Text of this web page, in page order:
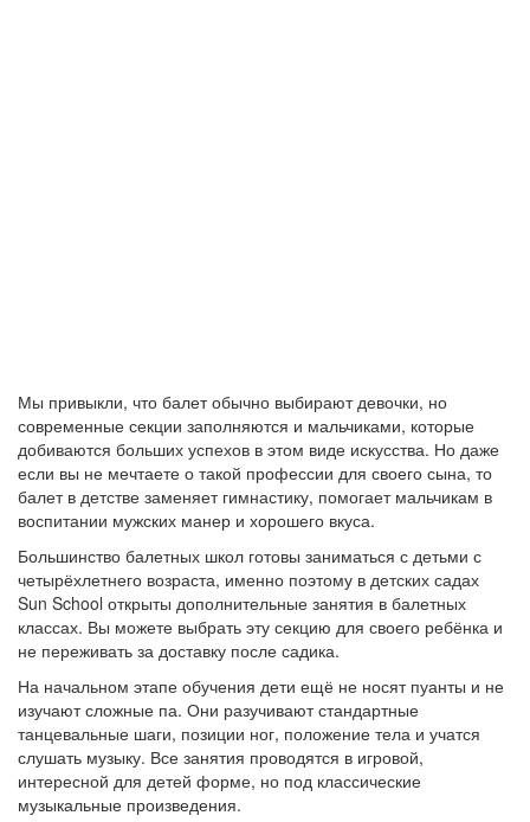
Мы привыкли, что балет обычно выбирают девочки, но
современные секции заполняются и мальчиками, которые
добиваются больших успехов в этом виде искусства. Но даже
если вы не мечтаете о такой профессии для своего сына, то
балет в детстве заменяет гимнастику, помогает мальчикам в
воспитании мужских манер и хорошего вкуса.
Большинство балетных школ готовы заниматься с детьми с
четырёхлетнего возраста, именно поэтому в детских садах
Sun School открыты дополнительные занятия в балетных
классах. Вы можете выбрать эту секцию для своего ребёнка и
не переживать за доставку после садика.
На начальном этапе обучения дети ещё не носят пуанты и не
изучают сложные па. Они разучивают стандартные
танцевальные шаги, позиции ног, положение тела и учатся
слушать музыку. Все занятия проводятся в игровой,
интересной для детей форме, но под классические
музыкальные произведения.